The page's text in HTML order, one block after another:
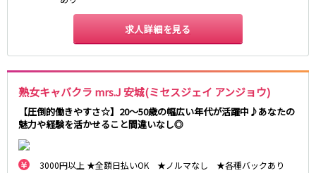
求人詳細を見る
熟女キャバクラ mrs.J 安城(ミセスジェイ アンジョウ)
【圧倒的働きやすさ☆】20～50歳の幅広い年代が活躍中♪あなたの
魅力や経験を活かせること間違いなし◎
3000円以上 ★全額日払いOK ★ノルマなし ★各種バックあり
熱海駅 来宮駅
該当求人 0件 選択した内容で設定